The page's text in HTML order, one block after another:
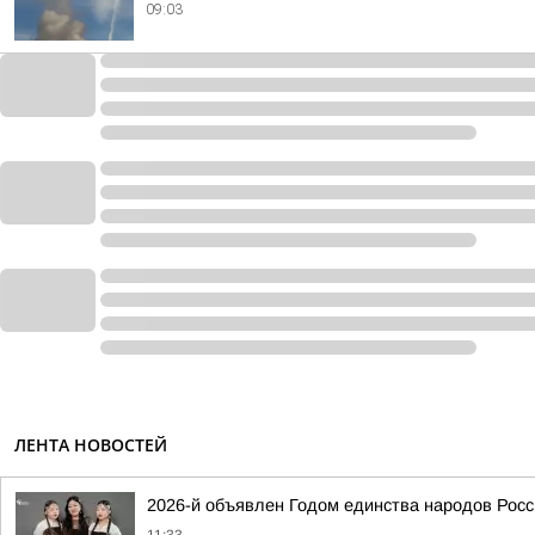
09:03
ЛЕНТА НОВОСТЕЙ
2026-й объявлен Годом единства народов